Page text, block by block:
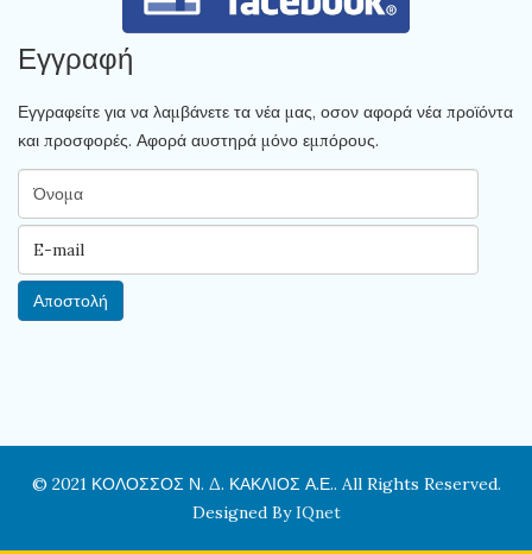
Εγγραφή
Εγγραφείτε για να λαμβάνετε τα νέα μας, οσον αφορά νέα προϊόντα
και προσφορές. Αφορά αυστηρά μόνο εμπόρους.
© 2021 ΚΟΛΟΣΣΟΣ Ν. Δ. ΚΑΚΛΙΟΣ Α.Ε.. All Rights Reserved.
Designed ByIQnet